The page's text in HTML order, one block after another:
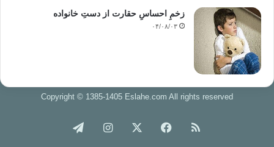
زخمِ احساسِ حقارت از دستِ خانواده
۰۴/۰۸/۰۳
Copyright © 1385-1405 Eslahe.com All rights reserved
خوراک فیس اینستاگرام